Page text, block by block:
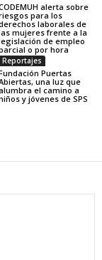
alerta sobre
para los
laborales de
mujeres frente a la
de empleo
o por hora
Reportajes
Puertas
una luz que
el camino a
y jóvenes de SPS